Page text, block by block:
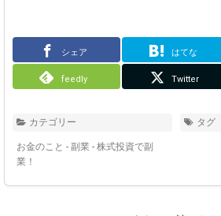
シェア はてな
feedly Twitter
カテゴリー
お金のこと - 副業 - 株式投資で副
業！
タグ